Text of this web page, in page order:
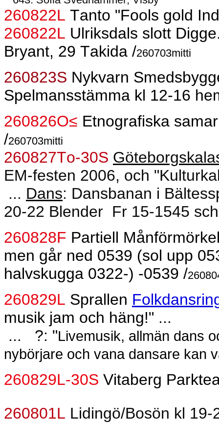
260822L Tanto "Fools gold
260822L Ulriksdals slott
Bryant, 29 Takida /260703mitti
260823S Nykvarn
Spelmansstämma kl 12-16
260826O≤ Etnografiska
/260703mitti
260827To-30S
EM-festen 2006, och
... Dans: Dansbanan i
20-22 Blender Fr 15-1545
260828F Partiell
men går ned 0539 (sol upp
halvskugga 0322-) -0539 /
260829L Sprallen
musik jam och häng!" ...
...
?: "Livemusik, allmän dans
nybörjare och vana dansare kan
260829L-30S Vitaberg
260801L Lidingö/Bosön kl